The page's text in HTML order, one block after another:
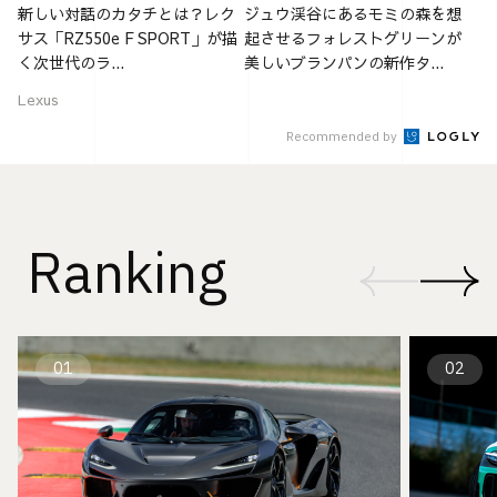
新しい対話のカタチとは？レク
サス「RZ550e F SPORT」が描
く次世代のラ...
Lexus
ジュウ渓谷にあるモミの森を想
起させるフォレストグリーンが
美しいブランパンの新作タ...
Recommended by
Ranking
01 02